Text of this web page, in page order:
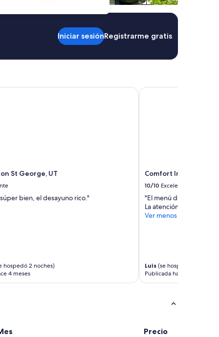
Iniciar sesiónRegistrarme gratis
St George, UT
bien, el desayuno rico."
hospedó 2 noches)
4 meses
St George, UT
Comfort Inn Saint
10/10 Excelente
"El menú de desayuno
La atención fue buena
Ver menos
Luis(se hospedó 1 noches)
Publicada hace 4 meses
Comfort Inn Saint
Precio